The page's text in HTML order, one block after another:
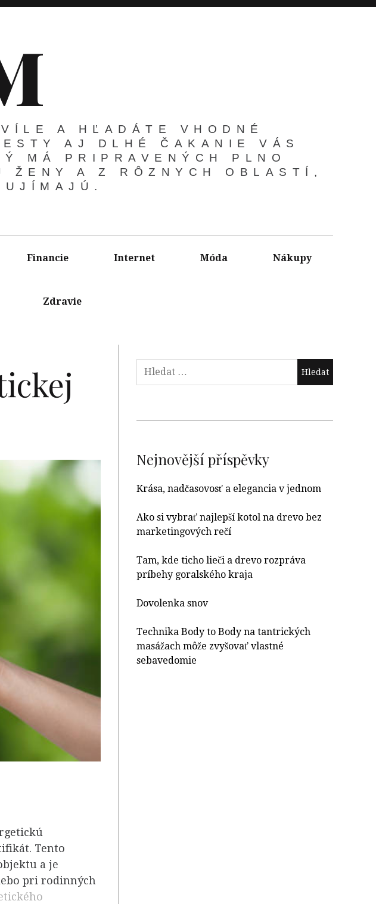
A HĽADÁTE VHODNÉ
AJ DLHÉ ČAKANIE VÁS
MÁ PRIPRAVENÝCH PLNO
ŽENY A Z RÔZNYCH OBLASTÍ,
Financie Internet Móda Nákupy
Zdravie
Tento
a je
pri rodinných
Nejnovější příspěvky
Krása, nadčasovosť a elegancia v jednom
Ako si vybrať najlepší kotol na drevo bez
marketingových rečí
Tam, kde ticho lieči a drevo rozpráva
príbehy goralského kraja
Dovolenka snov
Technika Body to Body na tantrických
masážach môže zvyšovať vlastné
sebavedomie